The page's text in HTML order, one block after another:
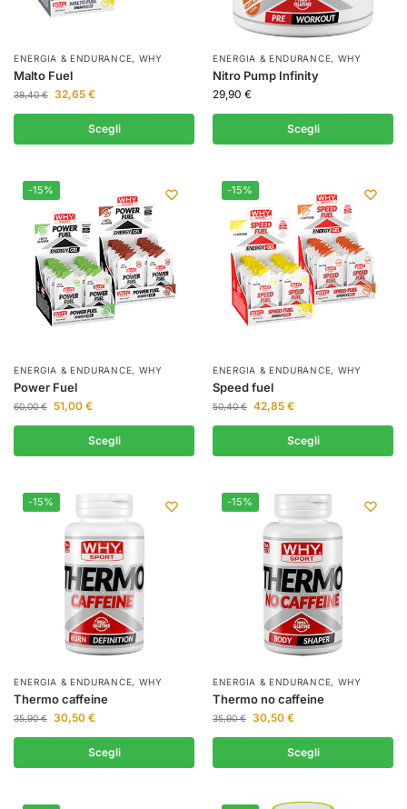
ENERGIA & ENDURANCE, WHY
Malto Fuel
38,40€ 32,65 €
Scegli
ENERGIA & ENDURANCE, WHY
Nitro Pump Infinity
29,90 €
Scegli
-15%
ENERGIA & ENDURANCE, WHY
Power Fuel
60,00€ 51,00 €
Scegli
-15%
ENERGIA & ENDURANCE, WHY
Speed fuel
50,40€ 42,85 €
Scegli
-15%
ENERGIA & ENDURANCE, WHY
Thermo caffeine
35,90€ 30,50 €
Scegli
-15%
ENERGIA & ENDURANCE, WHY
Thermo no caffeine
35,90€ 30,50 €
Scegli